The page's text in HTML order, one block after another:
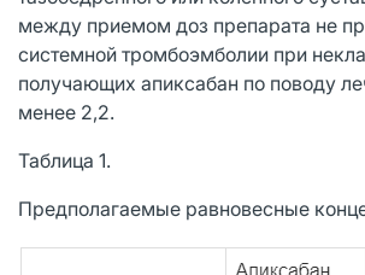
между приемом доз препарата не
системной тромбоэмболии при
получающих апиксабан по поводу
менее 2,2.
Таблица 1.
Предполагаемые равновесные